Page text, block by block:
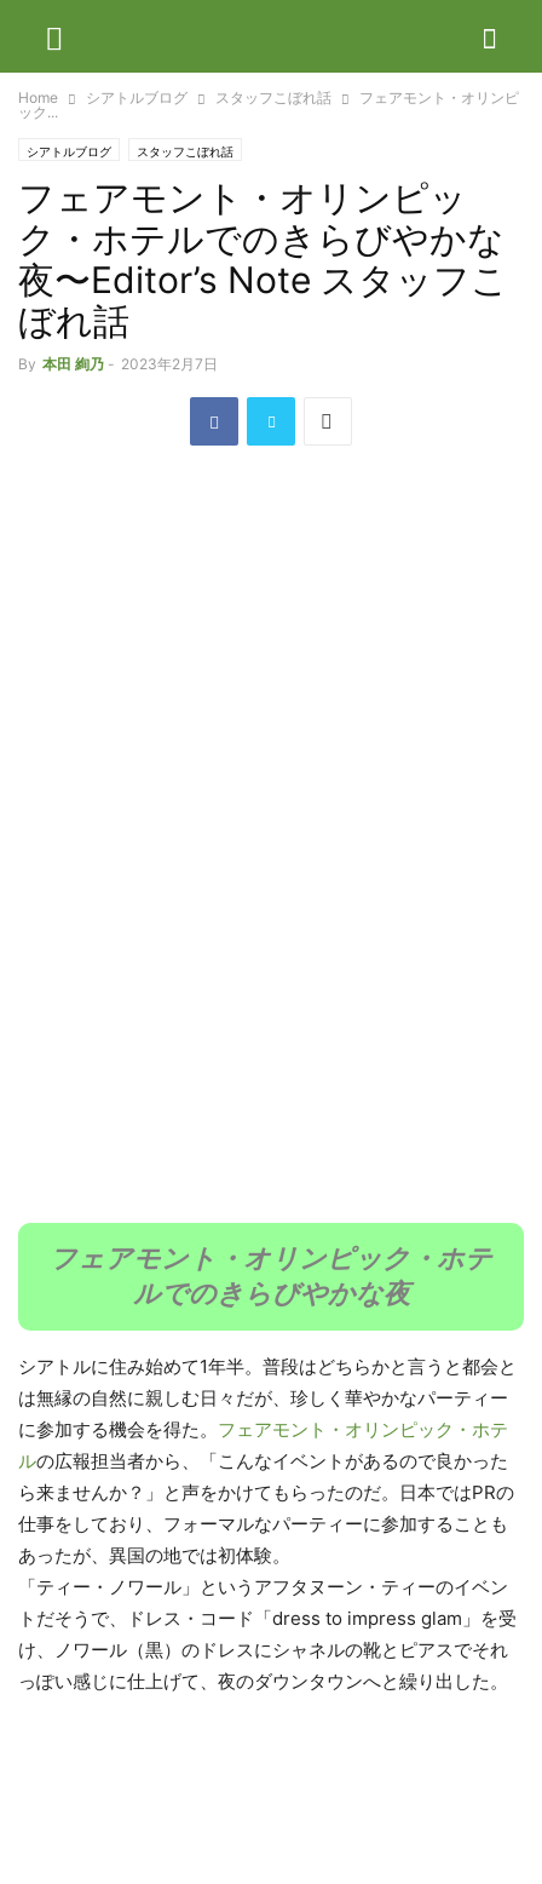
Home シアトルブログ スタッフこぼれ話
フェアモント・オリンピ
ック...
シアトルブログ スタッフこぼれ話
フェアモント・オリンピッ
ク・ホテルでのきらびやかな
夜〜Editor’s Note スタッフこ
ぼれ話
By 本田 絢乃 - 2023年2月7日
フェアモント・オリンピック・ホテ
ルでのきらびやかな夜
シアトルに住み始めて1年半。普段はどちらかと言うと都会と
は無縁の自然に親しむ日々だが、珍しく華やかなパーティー
に参加する機会を得た。 フェアモント・オリンピック・ホテ
ルの広報担当者から、「こんなイベントがあるので良かった
ら来ませんか？」と声をかけてもらったのだ。日本ではPRの
仕事をしており、フォーマルなパーティーに参加することも
あったが、異国の地では初体験。
「ティー・ノワール」というアフタヌーン・ティーのイベン
トだそうで、ドレス・コード「dress to impress glam」を受
け、ノワール（黒）のドレスにシャネルの靴とピアスでそれ
っぽい感じに仕上げて、夜のダウンタウンへと繰り出した。